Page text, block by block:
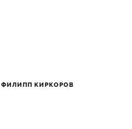
ФИЛИПП КИРКОРОВ